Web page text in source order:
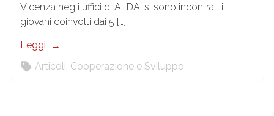
Vicenza negli uffici di ALDA, si sono incontrati i
giovani coinvolti dai 5 […]
Leggi
Articoli Cooperazione e Sviluppo